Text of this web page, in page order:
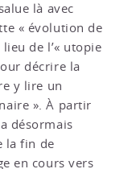
là avec
« évolution de
de l’« utopie
décrire la
y lire un
». À partir
désormais
la fin de
en cours vers